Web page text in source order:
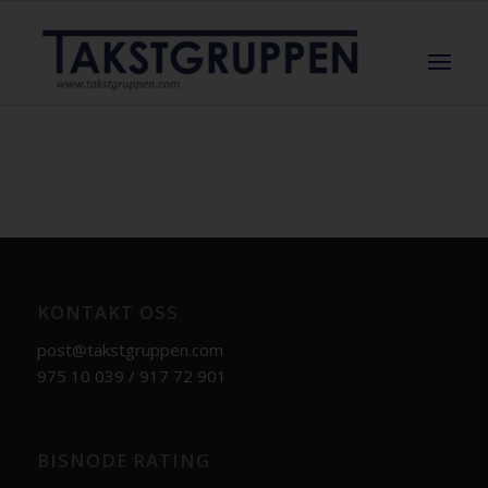
post@takstgruppen.com
975 10 039 / 917 72 901